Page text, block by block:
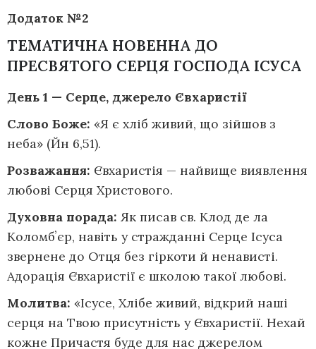
Додаток №2
ТЕМАТИЧНА НОВЕННА ДО
ПРЕСВЯТОГО СЕРЦЯ ГОСПОДА ІСУСА
День 1 — Серце, джерело Євхаристії
Слово Боже: «Я є хліб живий, що зійшов з
неба» (Йн 6,51).
Розважання: Євхаристія — найвище виявлення
любові Серця Христового.
Духовна порада: Як писав св. Клод де ла
Коломбʼєр, навіть у стражданні Серце Ісуса
звернене до Отця без гіркоти й ненависті.
Адорація Євхаристії є школою такої любові.
Молитва: «Ісусе, Хлібе живий, відкрий наші
серця на Твою присутність у Євхаристії. Нехай
кожне Причастя буде для нас джерелом